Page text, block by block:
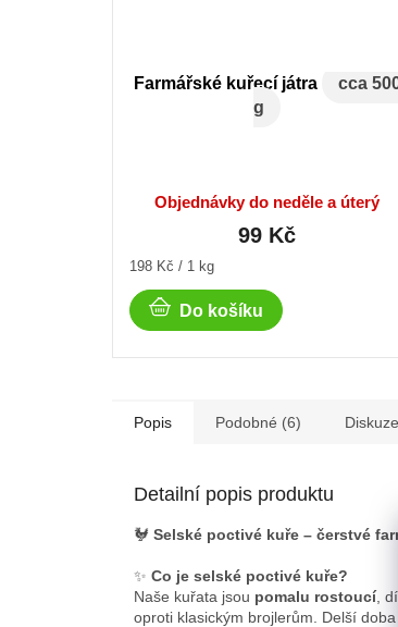
Farmářské kuřecí játra
cca
g
Objednávky do neděle a úterý
99 Kč
Měrná
198 Kč / 1 kg
Do košíku
Popis Podobné (6) Diskuze
Detailní popis produktu
🐓 Selské poctivé kuře – čerstvé
✨ Co je selské poctivé kuře?
Naše kuřata jsou pomalu rostoucí,
oproti klasickým brojlerům. Delší doba